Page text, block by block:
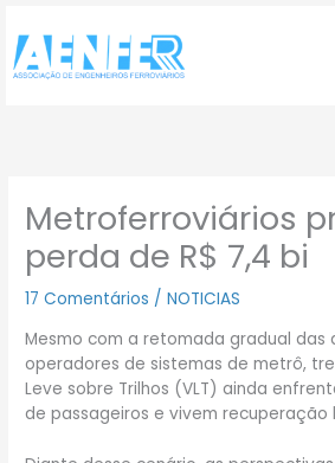
para
conteúdo
Metroferroviários
perda de R$ 7,4 bi
17 Comentários /NOTICIAS
Mesmo com a retomada gradual das
operadores de sistemas de metrô,
Leve sobre Trilhos (VLT) ainda
de passageiros e vivem recuperação